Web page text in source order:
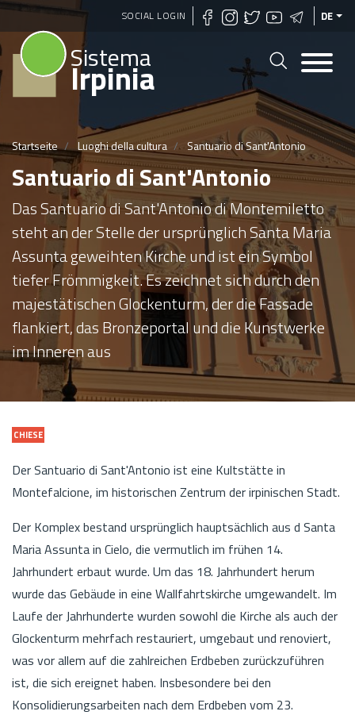
Direkt
zum
SOCIAL LOGIN DE
Sistema
Irpinia
Startseite Luoghi della cultura Santuario di Sant'Antonio
Santuario di Sant'Antonio
Das Santuario di Sant'Antonio di Montemiletto
steht an der Stelle der ursprünglich Santa Maria
Assunta geweihten Kirche und ist ein Symbol
tiefer Frömmigkeit. Es zeichnet sich durch den
majestätischen Glockenturm, der die Fassade
flankiert, das Bronzeportal und die Kunstwerke
im Inneren aus
CHIESE
Der Santuario di Sant'Antonio ist eine Kultstätte in
Montefalcione, im historischen Zentrum der irpinischen Stadt.
Der Komplex bestand ursprünglich hauptsächlich aus d Santa
Maria Assunta in Cielo, die vermutlich im frühen 14.
Jahrhundert erbaut wurde. Um das 18. Jahrhundert herum
wurde das Gebäude in eine Wallfahrtskirche umgewandelt. Im
Laufe der Jahrhunderte wurden sowohl die Kirche als auch der
Glockenturm mehrfach restauriert, umgebaut und renoviert,
was vor allem auf die zahlreichen Erdbeben zurückzuführen
ist, die sich ereignet haben. Insbesondere bei den
Konsolidierungsarbeiten nach dem Erdbeben vom 23.